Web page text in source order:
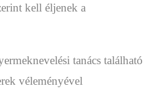
kell éljenek a
tanács található
véleményével